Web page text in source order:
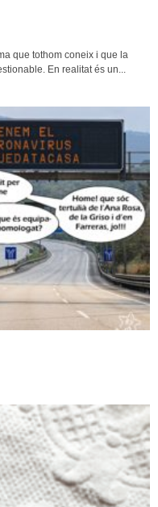
que tothom coneix i que la
En realitat és un...